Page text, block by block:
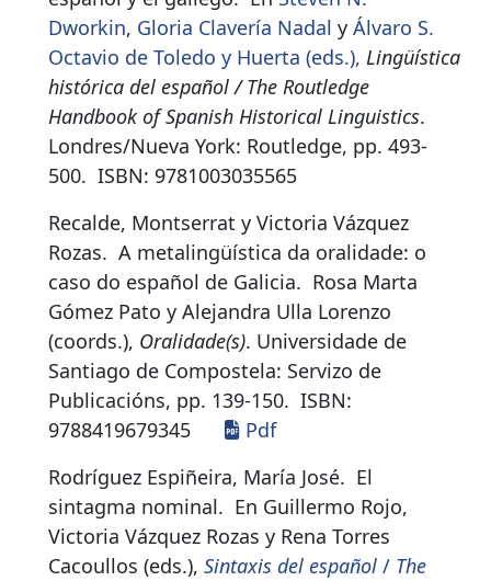
Dworkin, Gloria Clavería Nadal y Álvaro S.
Octavio de Toledo y Huerta (eds.), Lingüística
histórica del español / The Routledge
Handbook of Spanish Historical Linguistics.
Londres/Nueva York: Routledge, pp. 493-
500. ISBN: 9781003035565
Recalde, Montserrat y Victoria Vázquez
Rozas. A metalingüística da oralidade: o
caso do español de Galicia. Rosa Marta
Gómez Pato y Alejandra Ulla Lorenzo
(coords.), Oralidade(s). Universidade de
Santiago de Compostela: Servizo de
Publicacións, pp. 139-150. ISBN:
9788419679345
Pdf
Rodríguez Espiñeira, María José. El
sintagma nominal. En Guillermo Rojo,
Victoria Vázquez Rozas y Rena Torres
Cacoullos (eds.), Sintaxis del español / The